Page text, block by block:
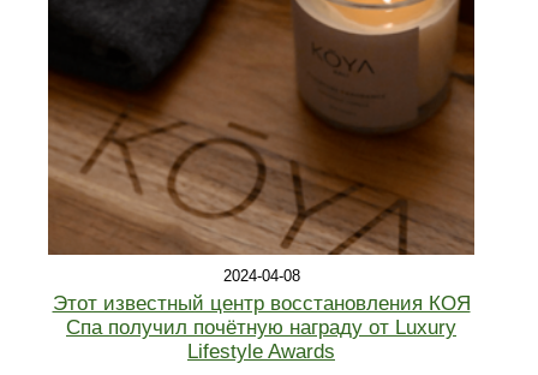
2024-04-08
Этот известный центр восстановления КОЯ
Спа получил почётную награду от Luxury
Lifestyle Awards